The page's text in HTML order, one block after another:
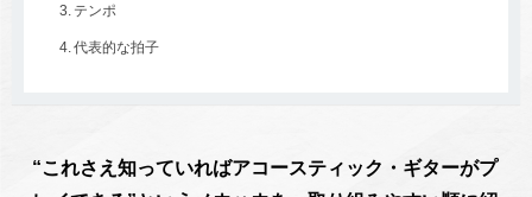
テンポ
代表的な拍子
“これさえ知っていればアコースティック・ギターがプ